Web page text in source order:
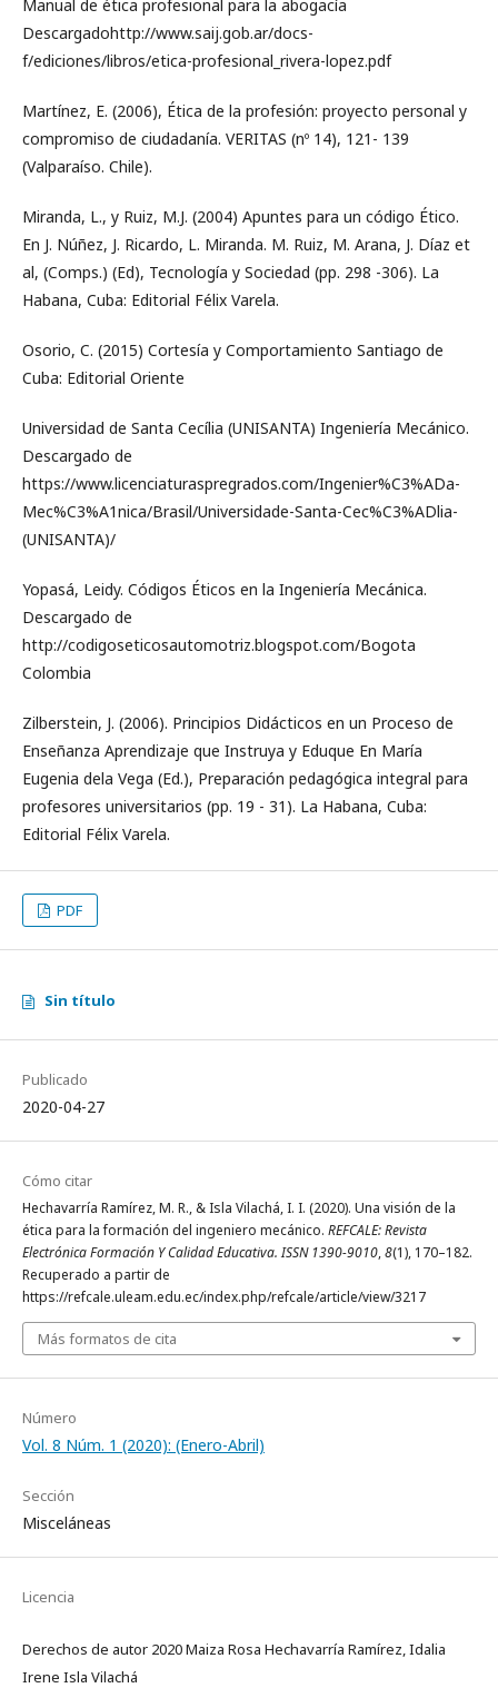
Manual de ética profesional para la abogacía
Descargadohttp://www.saij.gob.ar/docs-
f/ediciones/libros/etica-profesional_rivera-lopez.pdf
Martínez, E. (2006), Ética de la profesión: proyecto personal y
compromiso de ciudadanía. VERITAS (nº 14), 121- 139
(Valparaíso. Chile).
Miranda, L., y Ruiz, M.J. (2004) Apuntes para un código Ético.
En J. Núñez, J. Ricardo, L. Miranda. M. Ruiz, M. Arana, J. Díaz et
al, (Comps.) (Ed), Tecnología y Sociedad (pp. 298 -306). La
Habana, Cuba: Editorial Félix Varela.
Osorio, C. (2015) Cortesía y Comportamiento Santiago de
Cuba: Editorial Oriente
Universidad de Santa Cecília (UNISANTA) Ingeniería Mecánico.
Descargado de
https://www.licenciaturaspregrados.com/Ingenier%C3%ADa-
Mec%C3%A1nica/Brasil/Universidade-Santa-Cec%C3%ADlia-
(UNISANTA)/
Yopasá, Leidy. Códigos Éticos en la Ingeniería Mecánica.
Descargado de
http://codigoseticosautomotriz.blogspot.com/Bogota
Colombia
Zilberstein, J. (2006). Principios Didácticos en un Proceso de
Enseñanza Aprendizaje que Instruya y Eduque En María
Eugenia dela Vega (Ed.), Preparación pedagógica integral para
profesores universitarios (pp. 19 - 31). La Habana, Cuba:
Editorial Félix Varela.
PDF
Sin título
Publicado
2020-04-27
Cómo citar
Hechavarría Ramírez, M. R., & Isla Vilachá, I. I. (2020). Una visión de la
ética para la formación del ingeniero mecánico. REFCALE: Revista
Electrónica Formación Y Calidad Educativa. ISSN 1390-9010,8(1), 170–182.
Recuperado a partir de
https://refcale.uleam.edu.ec/index.php/refcale/article/view/3217
Más formatos de cita
Número
Vol. 8 Núm. 1 (2020): (Enero-Abril)
Sección
Misceláneas
Licencia
Derechos de autor 2020 Maiza Rosa Hechavarría Ramírez, Idalia
Irene Isla Vilachá